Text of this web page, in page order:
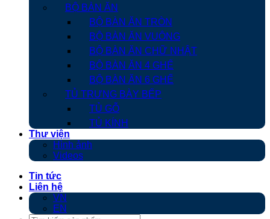
BỘ BÀN ĂN
BỘ BÀN ĂN TRÒN
BỘ BÀN ĂN VUÔNG
BỘ BÀN ĂN CHỮ NHẬT
BỘ BÀN ĂN 4 GHẾ
BỘ BÀN ĂN 6 GHẾ
TỦ TRƯNG BÀY BẾP
TỦ GỖ
TỦ KÍNH
Thư viện
Hình ảnh
Videos
Tin tức
Liên hệ
VN
EN